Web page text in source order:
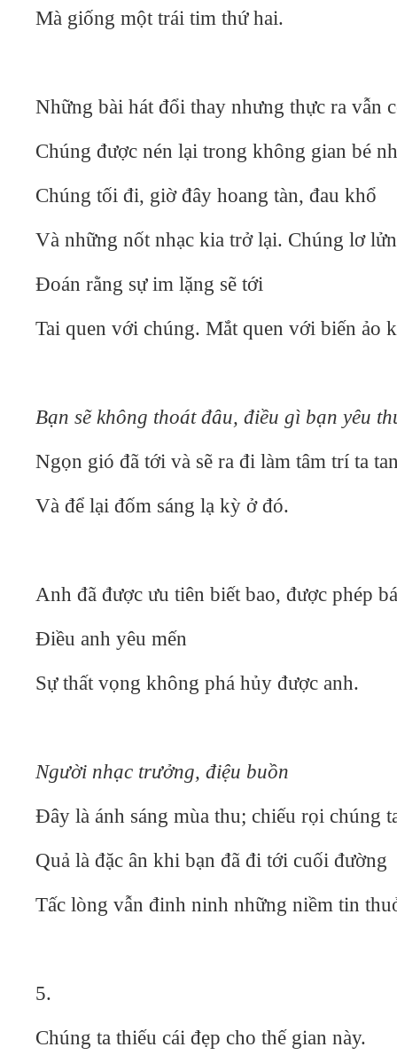
Mà giống một trái tim thứ hai.
Những bài hát đổi thay nhưng thực ra vẫn
Chúng được nén lại trong không gian bé
Chúng tối đi, giờ đây hoang tàn, đau khổ
Và những nốt nhạc kia trở lại. Chúng lơ
Đoán rằng sự im lặng sẽ tới
Tai quen với chúng. Mắt quen với biến ảo
Bạn sẽ không thoát đâu, điều gì bạn yêu
Ngọn gió đã tới và sẽ ra đi làm tâm trí ta
Và để lại đốm sáng lạ kỳ ở đó.
Anh đã được ưu tiên biết bao, được phép
Điều anh yêu mến
Sự thất vọng không phá hủy được anh.
Người nhạc trưởng, điệu buồn
Đây là ánh sáng mùa thu; chiếu rọi chúng
Quả là đặc ân khi bạn đã đi tới cuối đường
Tấc lòng vẫn đinh ninh những niềm tin
5.
Chúng ta thiếu cái đẹp cho thế gian này.